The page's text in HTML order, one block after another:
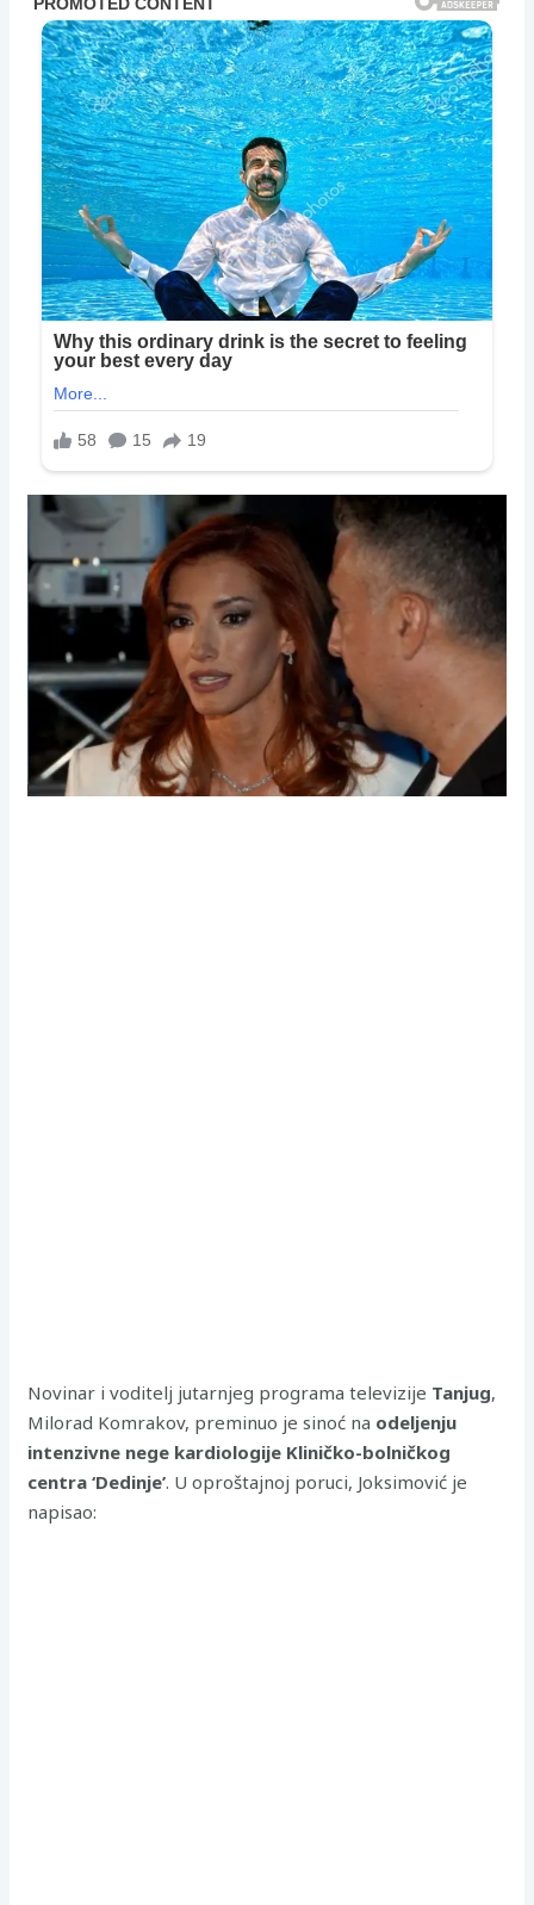
Novinar i voditelj jutarnjeg programa televizije Tanjug,
Milorad Komrakov, preminuo je sinoć na odeljenju
intenzivne nege kardiologije Kliničko-bolničkog
centra ‘Dedinje’. U oproštajnoj poruci, Joksimović je
napisao: